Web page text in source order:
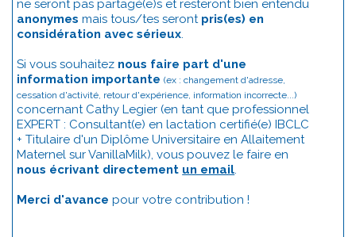
ne seront pas partagé(e)s et resteront bien entendu
anonymes mais tous/tes seront pris(es) en
considération avec sérieux.
Si vous souhaitez nous faire part d'une
information importante (ex : changement d'adresse,
cessation d'activité, retour d'expérience, information incorrecte...)
concernant Cathy Legier (en tant que professionnel
EXPERT : Consultant(e) en lactation certifié(e) IBCLC
+ Titulaire d'un Diplôme Universitaire en Allaitement
Maternel sur VanillaMilk), vous pouvez le faire en
nous écrivant directement un email.
Merci d'avance pour votre contribution !